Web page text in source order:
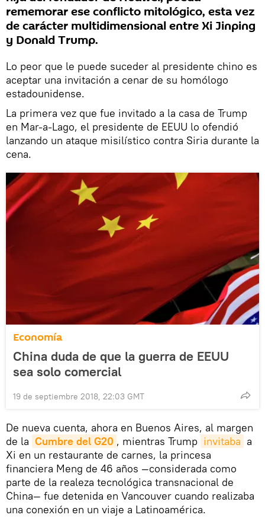
rememorar ese conflicto mitológico, esta vez
de carácter multidimensional entre Xi Jinping
y Donald Trump.
Lo peor que le puede suceder al presidente chino es
aceptar una invitación a cenar de su homólogo
estadounidense.
La primera vez que fue invitado a la casa de Trump
en Mar-a-Lago, el presidente de EEUU lo ofendió
lanzando un ataque misilístico contra Siria durante la
cena.
Economía
China duda de que la guerra de EEUU
sea solo comercial
19 de septiembre 2018, 22:03 GMT
De nueva cuenta, ahora en Buenos Aires, al margen
de la Cumbre del G20 , mientras Trump invitaba a
Xi en un restaurante de carnes, la princesa
financiera Meng de 46 años —considerada como
parte de la realeza tecnológica transnacional de
China— fue detenida en Vancouver cuando realizaba
una conexión en un viaje a Latinoamérica.